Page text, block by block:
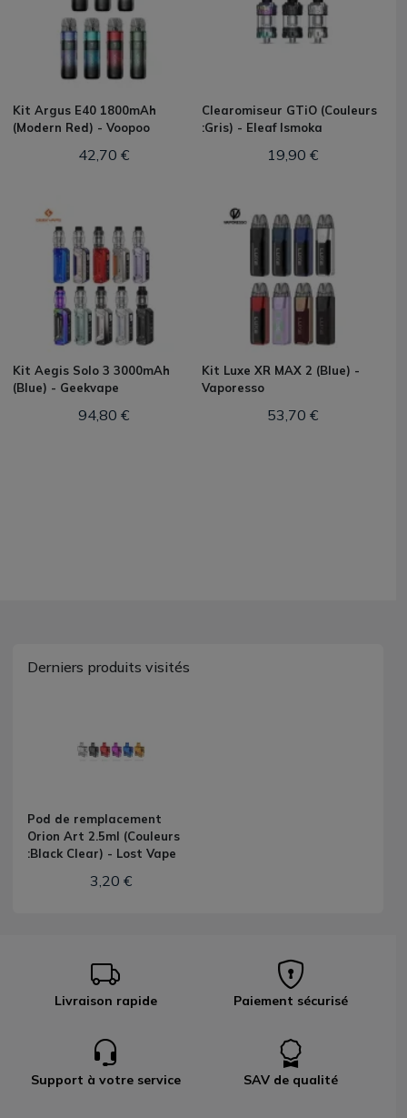
Kit Argus E40 1800mAh
(Modern Red) - Voopoo
42,70 €
Clearomiseur GTiO (Couleurs
:Gris) - Eleaf Ismoka
19,90 €
Kit Aegis Solo 3 3000mAh
(Blue) - Geekvape
94,80 €
Kit Luxe XR MAX 2 (Blue) -
Vaporesso
53,70 €
Derniers produits visités
Pod de remplacement
Orion Art 2.5ml (Couleurs
:Black Clear) - Lost Vape
3,20 €
Livraison rapide Paiement sécurisé
Support à votre service SAV de qualité